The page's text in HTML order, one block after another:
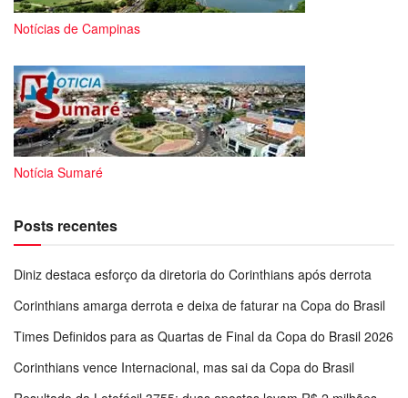
Notícias de Campinas
Notícia Sumaré
Posts recentes
Diniz destaca esforço da diretoria do Corinthians após derrota
Corinthians amarga derrota e deixa de faturar na Copa do Brasil
Times Definidos para as Quartas de Final da Copa do Brasil 2026
Corinthians vence Internacional, mas sai da Copa do Brasil